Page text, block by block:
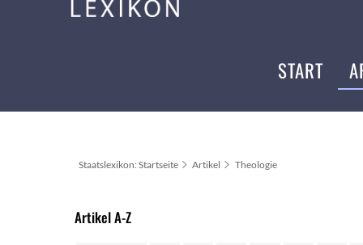
START
Staatslexikon: Startseite Artikel Theologie
Artikel A-Z